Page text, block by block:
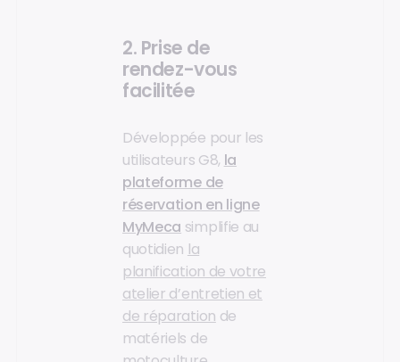
2. Prise de
rendez-vous
facilitée
Développée pour les
utilisateurs G8, la
plateforme de
réservation en ligne
MyMeca simplifie au
quotidien la
planification de votre
atelier d’entretien et
de réparation de
matériels de